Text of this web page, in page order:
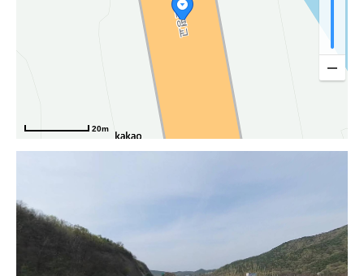
20m
고속도로